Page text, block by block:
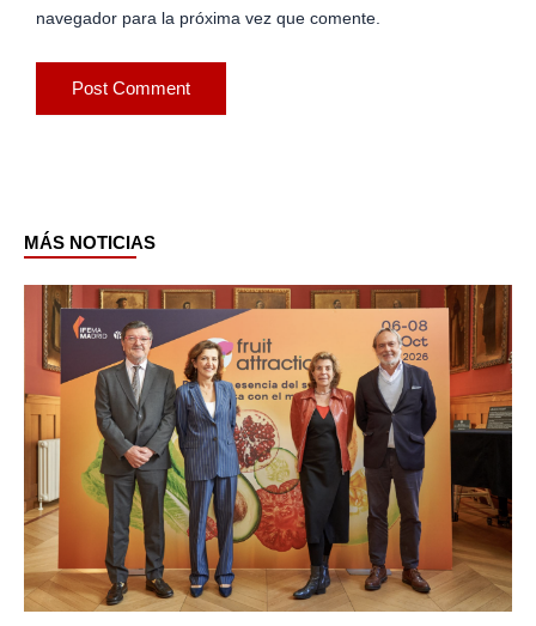
navegador para la próxima vez que comente.
MÁS NOTICIAS
PagePagePagePagePage Page